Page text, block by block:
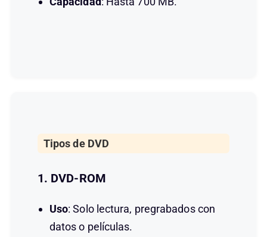
Tipos de DVD
1. DVD-ROM
Uso: Solo lectura, pregrabados con
datos o películas.